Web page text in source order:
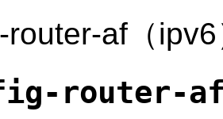
router-af（
router-